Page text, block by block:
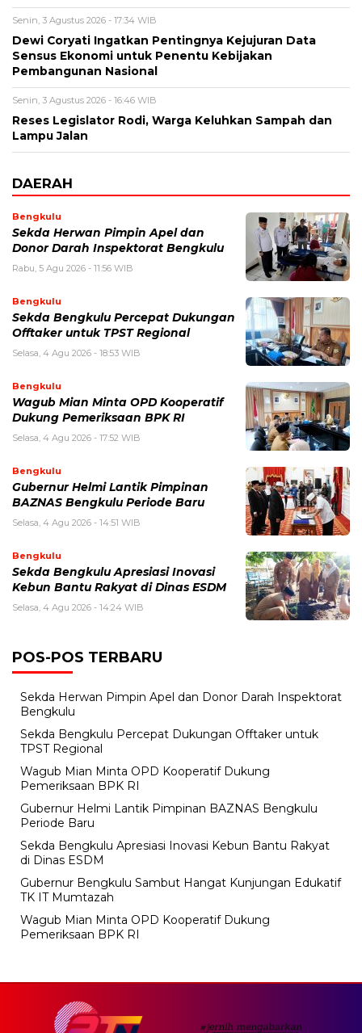
Senin, 3 Agustus 2026 - 17:34 WIB
Dewi Coryati Ingatkan Pentingnya Kejujuran Data
Sensus Ekonomi untuk Penentu Kebijakan
Pembangunan Nasional
Senin, 3 Agustus 2026 - 16:46 WIB
Reses Legislator Rodi, Warga Keluhkan Sampah dan
Lampu Jalan
DAERAH
Bengkulu
Sekda Herwan Pimpin Apel dan
Donor Darah Inspektorat Bengkulu
Rabu, 5 Agu 2026 - 11:56 WIB
Bengkulu
Sekda Bengkulu Percepat Dukungan
Offtaker untuk TPST Regional
Selasa, 4 Agu 2026 - 18:53 WIB
Bengkulu
Wagub Mian Minta OPD Kooperatif
Dukung Pemeriksaan BPK RI
Selasa, 4 Agu 2026 - 17:52 WIB
Bengkulu
Gubernur Helmi Lantik Pimpinan
BAZNAS Bengkulu Periode Baru
Selasa, 4 Agu 2026 - 14:51 WIB
Bengkulu
Sekda Bengkulu Apresiasi Inovasi
Kebun Bantu Rakyat di Dinas ESDM
Selasa, 4 Agu 2026 - 14:24 WIB
POS-POS TERBARU
Sekda Herwan Pimpin Apel dan Donor Darah Inspektorat
Bengkulu
Sekda Bengkulu Percepat Dukungan Offtaker untuk
TPST Regional
Wagub Mian Minta OPD Kooperatif Dukung
Pemeriksaan BPK RI
Gubernur Helmi Lantik Pimpinan BAZNAS Bengkulu
Periode Baru
Sekda Bengkulu Apresiasi Inovasi Kebun Bantu Rakyat
di Dinas ESDM
Gubernur Bengkulu Sambut Hangat Kunjungan Edukatif
TK IT Mumtazah
Wagub Mian Minta OPD Kooperatif Dukung
Pemeriksaan BPK RI